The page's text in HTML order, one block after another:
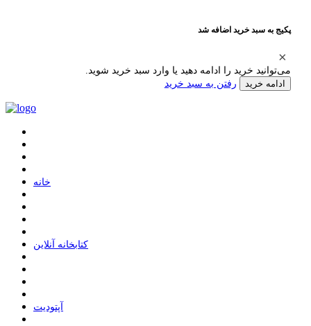
پکیج به سبد خرید اضافه شد
می‌توانید خرید را ادامه دهید یا وارد سبد خرید شوید.
ادامه خرید رفتن به سبد خرید
ﺧﺎﻧﻪ
ﮐﺘﺎﺑﺨﺎﻧﻪ ﺁﻧﻼﯾﻦ
ﺁﭘﺘﻮﺩﯾﺖ